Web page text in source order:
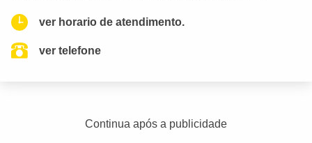
ver horario de atendimento.
ver telefone
Continua após a publicidade